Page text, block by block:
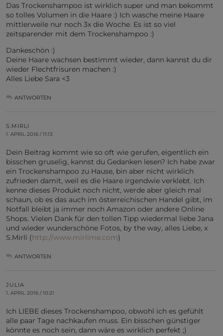
Das Trockenshampoo ist wirklich super und man bekommt
so tolles Volumen in die Haare :) Ich wasche meine Haare
mittlerweile nur noch 3x die Woche. Es ist so viel
zeitsparender mit dem Trockenshampoo :)
Dankeschön :)
Deine Haare wachsen bestimmt wieder, dann kannst du dir
wieder Flechtfrisuren machen :)
Alles Liebe Sara <3
ANTWORTEN
S.MIRLI
1. APRIL 2016 / 11:13
Dein Beitrag kommt wie so oft wie gerufen, eigentlich ein
bisschen gruselig, kannst du Gedanken lesen? Ich habe zwar
ein Trockenshampoo zu Hause, bin aber nicht wirklich
zufrieden damit, weil es die Haare irgendwie verklebt. Ich
kenne dieses Produkt noch nicht, werde aber gleich mal
schaun, ob es das auch im österreichischen Handel gibt, im
Notfall bleibt ja immer noch Amazon oder andere Online
Shops. Vielen Dank für den tollen Tipp wiedermal liebe Jana
und wieder wunderschöne Fotos, by the way, alles Liebe, x
S.Mirli (http://www.mirlime.com)
ANTWORTEN
JULIA
1. APRIL 2016 / 10:21
Ich LIEBE dieses Trockenshampoo, obwohl ich es gefühlt
alle paar Tage nachkaufen muss. Ein bisschen günstiger
könnte es noch sein, dann wäre es wirklich perfekt ;)